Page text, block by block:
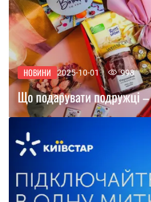
НОВИНИ 2025-10-01 998
Що подарувати подружці –